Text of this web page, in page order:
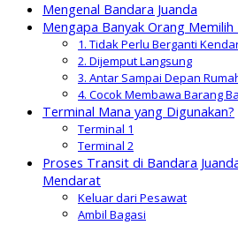
Mengenal Bandara Juanda
Mengapa Banyak Orang Memilih
1. Tidak Perlu Berganti
2. Dijemput Langsung
3. Antar Sampai Depan
4. Cocok Membawa Barang
Terminal Mana yang Digunakan?
Terminal 1
Terminal 2
Proses Transit di Bandara
Mendarat
Keluar dari Pesawat
Ambil Bagasi